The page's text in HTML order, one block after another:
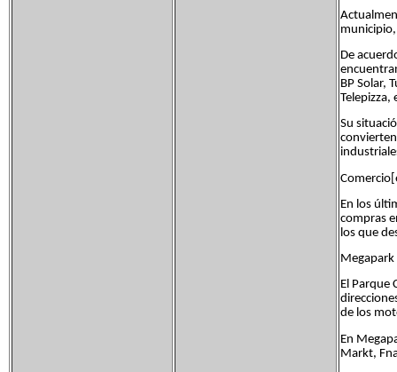
De
BP Solar,
Telepizza,
Su
convierten
En los
compras
los que
Megapark
El Parque
de los
En
Markt,